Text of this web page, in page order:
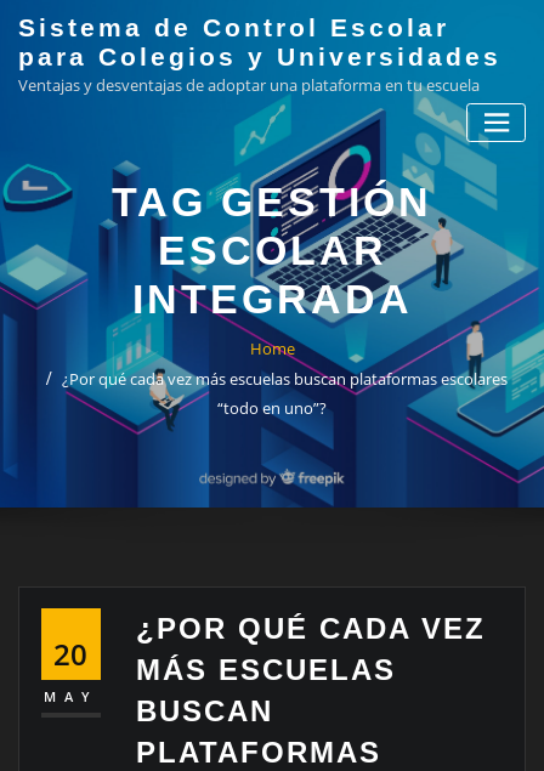
content
Sistema de Control Escolar
para Colegios y Universidades
Ventajas y desventajas de adoptar una plataforma en tu escuela
TAG GESTIÓN
ESCOLAR
INTEGRADA
Home
¿Por qué cada vez más escuelas buscan plataformas escolares
“todo en uno”?
20
MAY
¿POR QUÉ CADA VEZ
MÁS ESCUELAS
BUSCAN
PLATAFORMAS